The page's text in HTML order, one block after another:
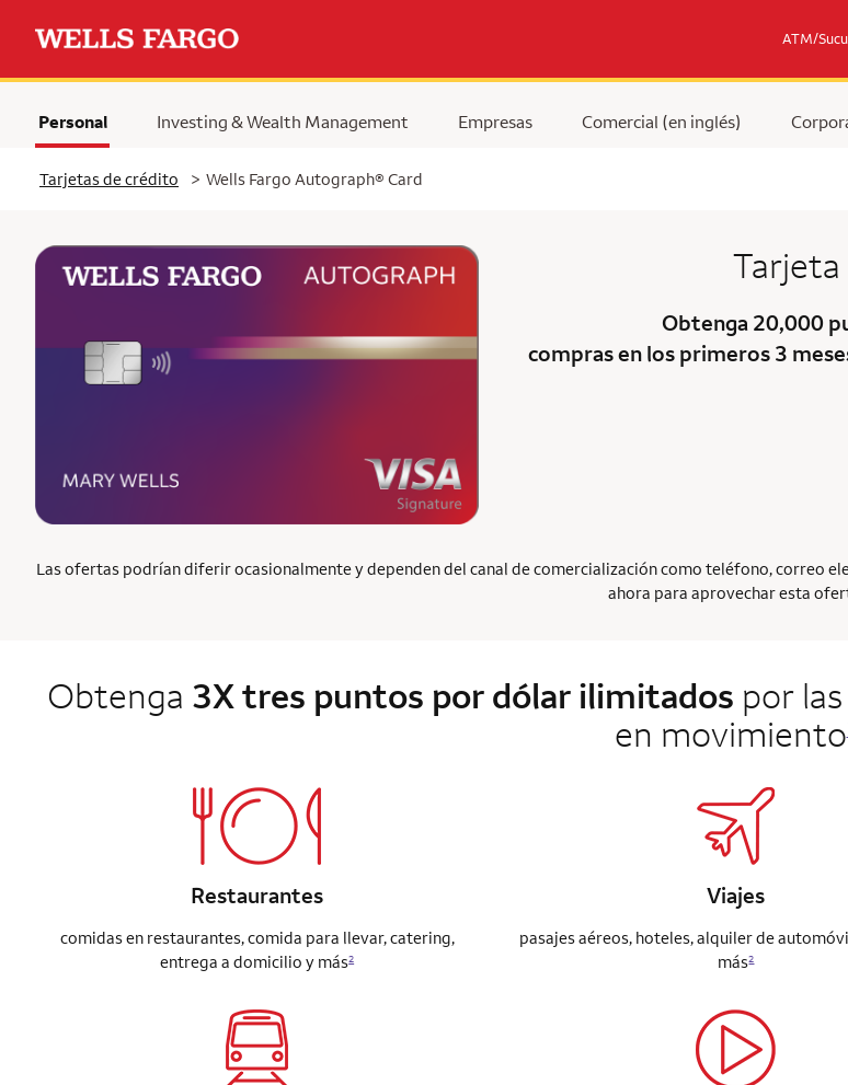
ATM/
Personal Investing & Wealth Management Empresas Comercial (en inglés)
Tarjetas de crédito > Wells Fargo Autograph® Card
Tarjeta
Obtenga 20,000
compras en los primeros 3
Las ofertas podrían diferir ocasionalmente y dependen del canal de comercialización como teléfono, correo
ahora para aprovechar esta
Obtenga 3X tres puntos por dólar ilimitados por
en movimiento
Restaurantes
comidas en restaurantes, comida para llevar, catering,
entrega a domicilio y más2
Viajes
pasajes aéreos, hoteles, alquiler de
más2